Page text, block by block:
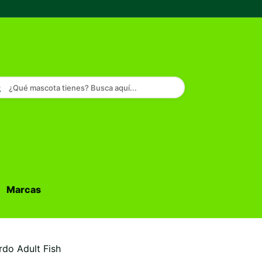
¿Qué mascota tienes? Busca aquí...
Marcas
Adult Fish